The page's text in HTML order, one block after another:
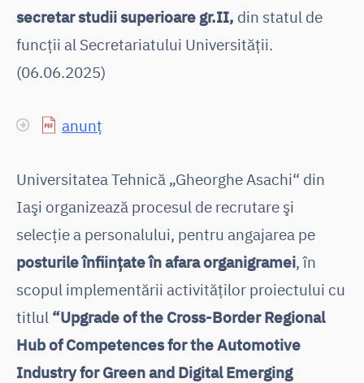
secretar studii superioare gr.II, din statul de
funcții al Secretariatului Universității.
(06.06.2025)
anunț
Universitatea Tehnică „Gheorghe Asachi“ din
Iaşi organizează procesul de recrutare şi
selecţie a personalului, pentru angajarea pe
posturile înfiinţate în afara organigramei, în
scopul implementării activităţilor proiectului cu
titlul “Upgrade of the Cross-Border Regional
Hub of Competences for the Automotive
Industry for Green and Digital Emerging